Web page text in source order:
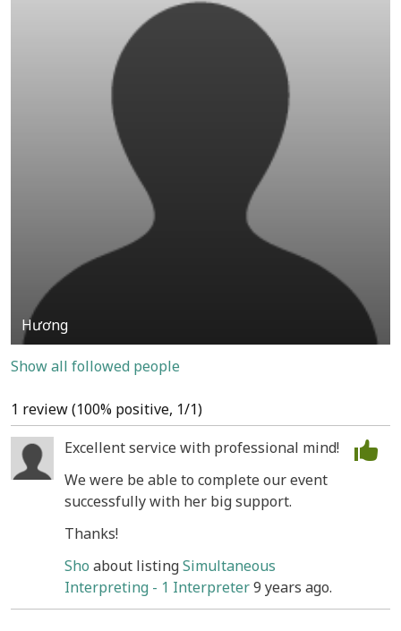
Hương
Show all followed people
1 review (100% positive, 1/1)
Excellent service with professional mind!
We were be able to complete our event
successfully with her big support.
Thanks!
Sho about listingSimultaneous
Interpreting - 1 Interpreter9 years ago.